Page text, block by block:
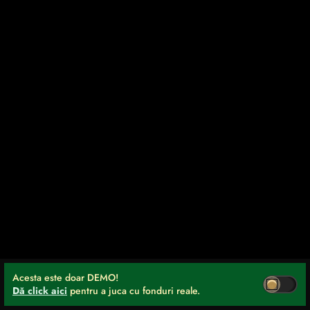
Acesta este doar DEMO!
Dă click aici pentru a juca cu fonduri reale.